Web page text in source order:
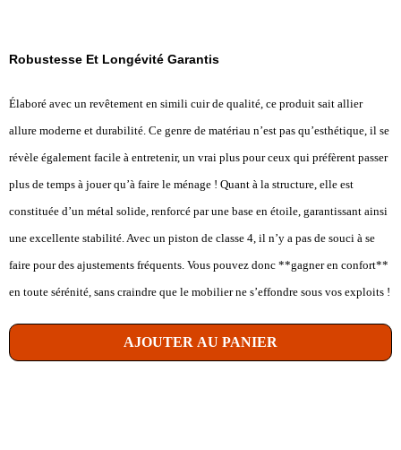
Robustesse Et Longévité Garantis
Élaboré avec un revêtement en simili cuir de qualité, ce produit sait allier
allure moderne et durabilité. Ce genre de matériau n’est pas qu’esthétique, il se
révèle également facile à entretenir, un vrai plus pour ceux qui préfèrent passer
plus de temps à jouer qu’à faire le ménage ! Quant à la structure, elle est
constituée d’un métal solide, renforcé par une base en étoile, garantissant ainsi
une excellente stabilité. Avec un piston de classe 4, il n’y a pas de souci à se
faire pour des ajustements fréquents. Vous pouvez donc **gagner en confort**
en toute sérénité, sans craindre que le mobilier ne s’effondre sous vos exploits !
AJOUTER AU PANIER